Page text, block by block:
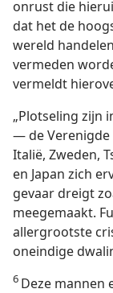
onrust die
dat het de
wereld
vermeden
vermeldt
„Plotseling zijn
— de Verenigde
Italië, Zweden,
en Japan zich
gevaar dreigt
meegemaakt.
allergrootste
oneindige
6 Deze mannen